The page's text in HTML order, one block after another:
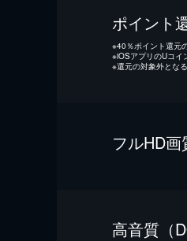
ポイント
※40％ポイント還元
※iOSアプリのUコイ
※還元の対象外とな
フルHD
⾼⾳質（